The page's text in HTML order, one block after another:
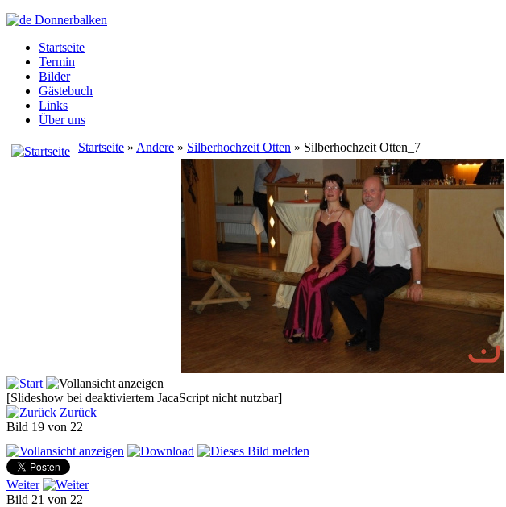
Startseite
Termin
Bilder
Gästebuch
Links
Über uns
Startseite » Andere » Silberhochzeit Otten » Silberhochzeit Otten_7
[Slideshow bei deaktiviertem JacaScript nicht nutzbar]
Zurück
Bild 19 von 22
Weiter
Bild 21 von 22